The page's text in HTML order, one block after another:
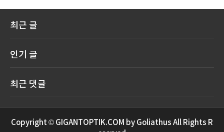
최근 글
인기 글
최근 댓글
Copyright © GIGANTOPTIK.COM by Goliathus All Rights R